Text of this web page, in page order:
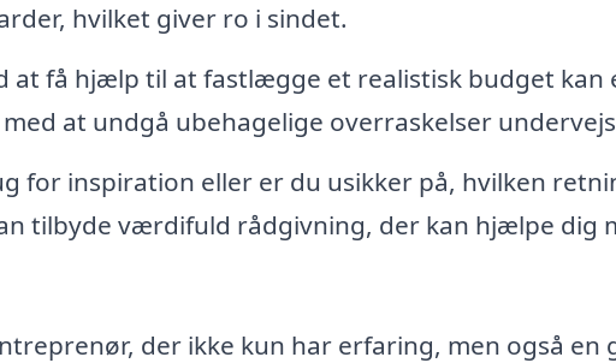
hvilket giver ro i sindet.
at få hjælp til at fastlægge et realistisk budget kan
at undgå ubehagelige overraskelser
for inspiration eller er du usikker på, hvilken
tilbyde værdifuld rådgivning, der kan hjælpe dig
der ikke kun har erfaring, men også en